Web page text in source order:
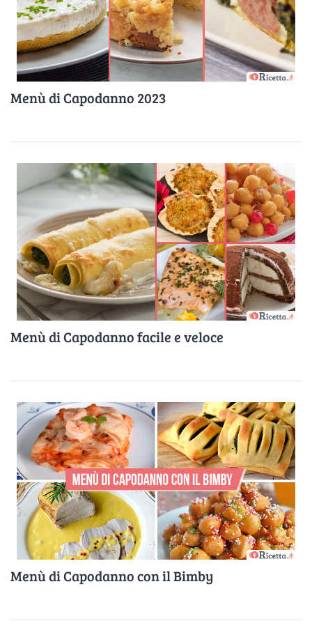
Menù di Capodanno 2023
Menù di Capodanno facile e veloce
Menù di Capodanno con il Bimby